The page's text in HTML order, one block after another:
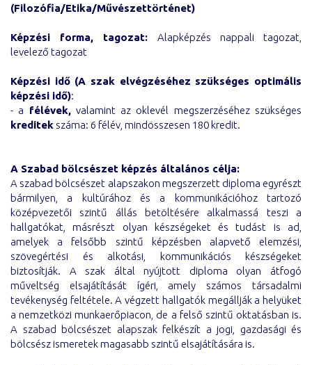
(Filozófia/Etika/Művészettörténet)
Képzési forma, tagozat: Alapképzés nappali tagozat,
levelező tagozat
Képzési idő (A szak elvégzéséhez szükséges optimális
képzési idő):
- a félévek,valamint az oklevél megszerzéséhez szükséges
kreditek száma: 6 félév, mindösszesen 180 kredit.
A Szabad bölcsészet képzés általános célja:
A szabad bölcsészet alapszakon megszerzett diploma egyrészt
bármilyen, a kultúrához és a kommunikációhoz tartozó
középvezetői szintű állás betöltésére alkalmassá teszi a
hallgatókat, másrészt olyan készségeket és tudást is ad,
amelyek a felsőbb szintű képzésben alapvető elemzési,
szövegértési és alkotási, kommunikációs készségeket
biztosítják. A szak által nyújtott diploma olyan átfogó
műveltség elsajátítását ígéri, amely számos társadalmi
tevékenység feltétele. A végzett hallgatók megállják a helyüket
a nemzetközi munkaerőpiacon, de a felső szintű oktatásban is.
A szabad bölcsészet alapszak felkészít a jogi, gazdasági és
bölcsész ismeretek magasabb szintű elsajátítására is.